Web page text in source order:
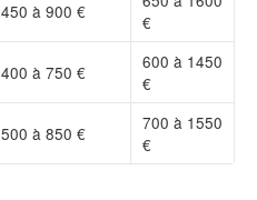
450 à 900 €
€
400 à 750 €
600 à 1450
€
500 à 850 €
700 à 1550
€